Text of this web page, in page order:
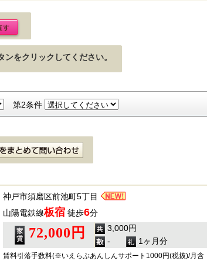
をクリックしてください。
第2条件
神戸市須磨区前池町5丁目
山陽電鉄線板宿 徒歩6分
72,000円
3,000円
-
1ヶ月分
賃料引落手数料(※いえらぶあんしんサポート1000円(税抜)/月含